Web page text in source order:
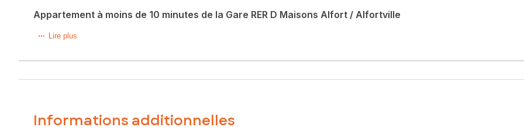
Appartement à moins de 10 minutes de la Gare RER D Maisons Alfort / Alfortville
Situé à Alfortville (94140), Quartiers des fleurs, cet appartement en très bonne état sans aucun travaux à prévoir bénéficie
emplacement prisé.
Cet appartement de 47 m², construit en 2005, offre un espace extérieur pratique avec un beau balcon qui donne sur coté
L'intérieur de ce bien se compose d'une entrée, d'un dégagement, d'un séjour lumineux ouvrant sur le balcon, d'une
Lire plus
Informations additionnelles